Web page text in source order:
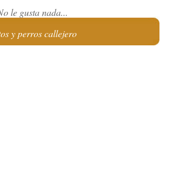
le gusta nada...
y perros callejero